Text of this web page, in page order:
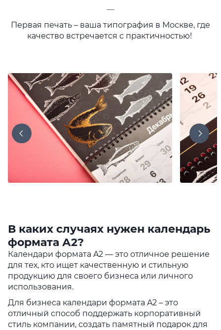
—
Первая печать – ваша типография в Москве, где
качество встречается с практичностью!
В каких случаях нужен календарь
формата А2?
Календари формата A2 — это отличное решение
для тех, кто ищет качественную и стильную
продукцию для своего бизнеса или личного
использования.
Для бизнеса календари формата A2 – это
отличный способ поддержать корпоративный
стиль компании, создать памятный подарок для